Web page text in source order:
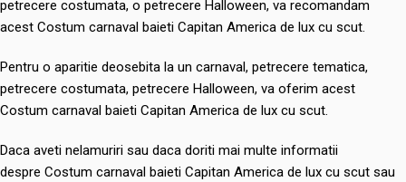
petrecere costumata, o petrecere Halloween, va recomandam
acest Costum carnaval baieti Capitan America de lux cu scut.
Pentru o aparitie deosebita la un carnaval, petrecere tematica,
petrecere costumata, petrecere Halloween, va oferim acest
Costum carnaval baieti Capitan America de lux cu scut.
Daca aveti nelamuriri sau daca doriti mai multe informatii
despre Costum carnaval baieti Capitan America de lux cu scut sau